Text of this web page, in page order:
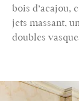
bois d’acajou,
jets massant,
doubles